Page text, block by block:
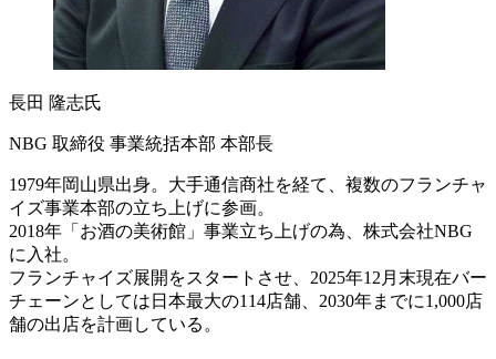
長田 隆志氏
NBG 取締役 事業統括本部 本部長
1979年岡山県出身。大手通信商社を経て、複数のフランチャ
イズ事業本部の立ち上げに参画。
2018年「お酒の美術館」事業立ち上げの為、株式会社NBG
に入社。
フランチャイズ展開をスタートさせ、2025年12月末現在バー
チェーンとしては日本最大の114店舗、2030年までに1,000店
舗の出店を計画している。